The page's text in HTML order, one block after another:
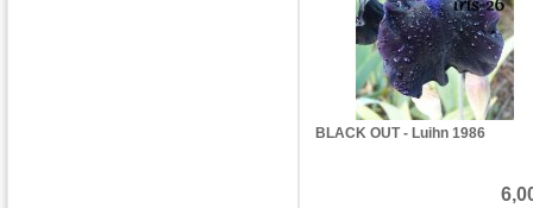
BLACK OUT - Luihn 1986